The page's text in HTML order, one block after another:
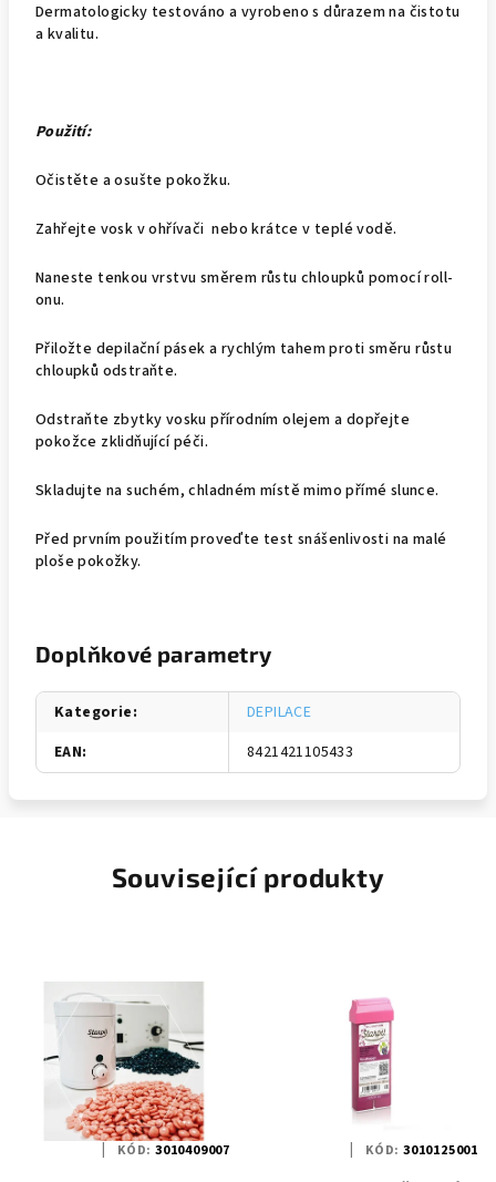
Dermatologicky testováno a vyrobeno s důrazem na čistotu
a kvalitu.
Použití:
Očistěte a osušte pokožku.
Zahřejte vosk v ohřívači nebo krátce v teplé vodě.
Naneste tenkou vrstvu směrem růstu chloupků pomocí roll-
onu.
Přiložte depilační pásek a rychlým tahem proti směru růstu
chloupků odstraňte.
Odstraňte zbytky vosku přírodním olejem a dopřejte
pokožce zklidňující péči.
Skladujte na suchém, chladném místě mimo přímé slunce.
Před prvním použitím proveďte test snášenlivosti na malé
ploše pokožky.
Doplňkové parametry
Kategorie:
DEPILACE
EAN: 8421421105433
Související produkty
KÓD: 3010409007 KÓD: 3010125001